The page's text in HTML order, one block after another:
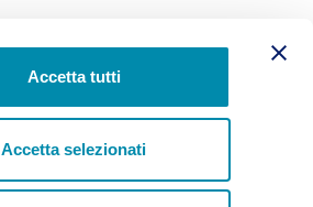
Accetta tutti
Accetta selezionati